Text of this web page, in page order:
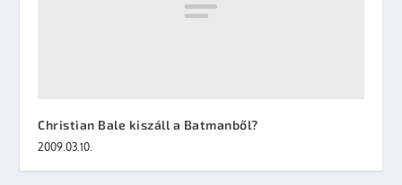
Christian Bale kiszáll a Batmanből?
2009.03.10.